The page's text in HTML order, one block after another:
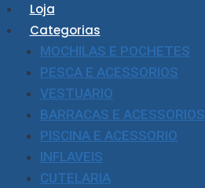
Loja
Categorias
MOCHILAS E POCHETES
PESCA E ACESSORIOS
VESTUARIO
BARRACAS E ACESSORIOS
PISCINA E ACESSORIO
INFLAVEIS
CUTELARIA